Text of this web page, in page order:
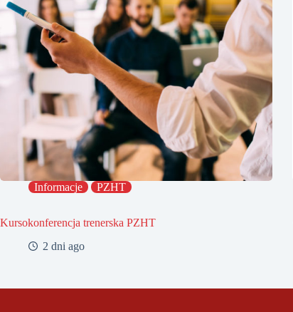
Informacje PZHT
Kursokonferencja trenerska PZHT
2 dni ago